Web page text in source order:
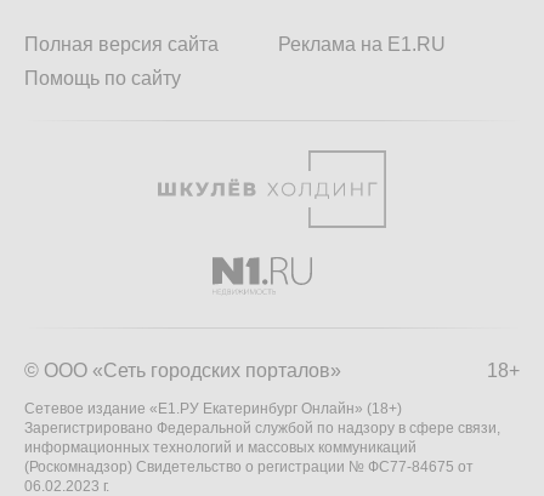
Полная версия сайта
Помощь по сайту
Реклама на E1.RU
18+
© ООО «Сеть городских порталов»
Сетевое издание «Е1.РУ Екатеринбург Онлайн» (18+)
Зарегистрировано Федеральной службой по надзору в сфере связи,
информационных технологий и массовых коммуникаций
(Роскомнадзор) Свидетельство о регистрации № ФС77-84675 от
06.02.2023 г.